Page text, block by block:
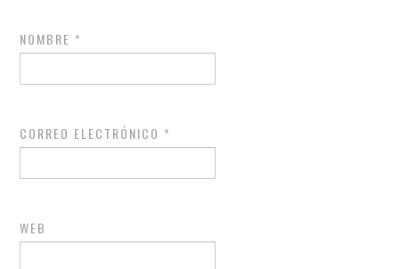
NOMBRE *
CORREO ELECTRÓNICO *
WEB